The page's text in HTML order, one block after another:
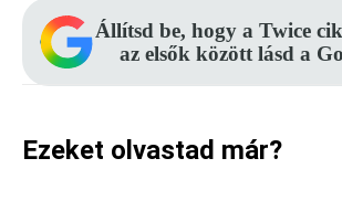
Állítsd be, hogy a Twice
az elsők között lásd a
Ezeket olvastad már?